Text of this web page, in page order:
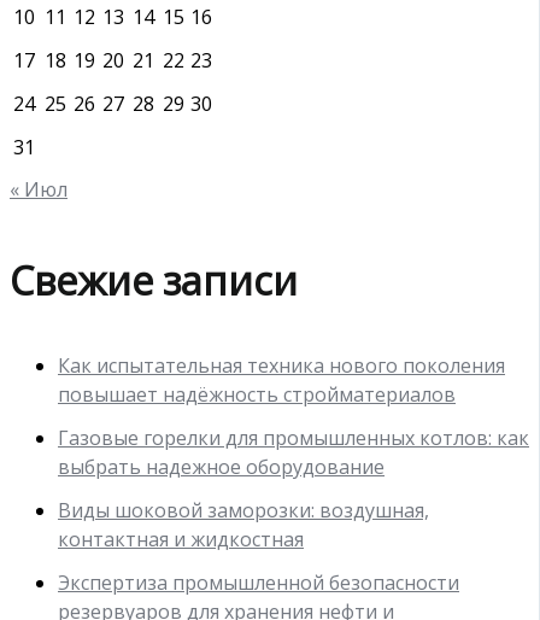
10 11 12 13 14 15 16
17 18 19 20 21 22 23
24 25 26 27 28 29 30
31
« Июл
Свежие записи
Как испытательная техника нового поколения
повышает надёжность стройматериалов
Газовые горелки для промышленных котлов: как
выбрать надежное оборудование
Виды шоковой заморозки: воздушная,
контактная и жидкостная
Экспертиза промышленной безопасности
резервуаров для хранения нефти и